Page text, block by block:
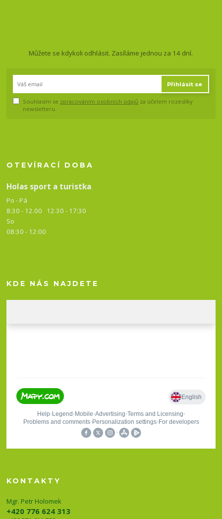
Můžete se kdykoli odhlásit. Zasíláme jednou za 14 dní.
Přihlásit se
Souhlasím se zpracováním osobních údajů za účelem rozesílky
newsletteru.
OTEVÍRACÍ DOBA
Holas sport a turistka
Po - Pá
8:30 - 12.00 12.30 - 17:30
So
08:30 - 12:00
KDE NÁS NAJDETE
KONTAKTY
Mgr. Petr Holomek
+420 776 624 313